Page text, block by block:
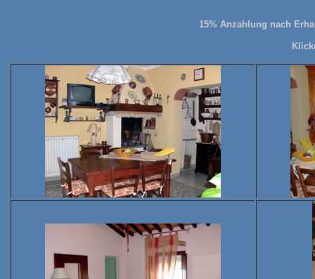
15% Anzahlung nach